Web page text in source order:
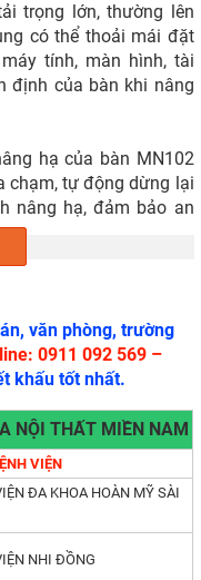
trọng lớn, thường lên
có thể thoải mái đặt
tính, màn hình, tài
định của bàn khi nâng
hạ của bàn MN102
chạm, tự động dừng lại
nâng hạ, đảm bảo an
và các vật dụng xung
bị thêm khay quản
và linh hoạt, bàn
cải thiện trải nghiệm
văn phòng, trường
0911 092 569 –
khấu tốt nhất.
NỘI THẤT MIỀN NAM
VIỆN
ĐA KHOA HOÀN MỸ SÀI
NHI ĐỒNG